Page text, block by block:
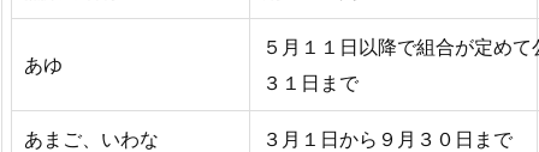
あゆ
５月１１日以降で組合が定め
３１日まで
あまご、いわな ３月１日から９月３０日まで